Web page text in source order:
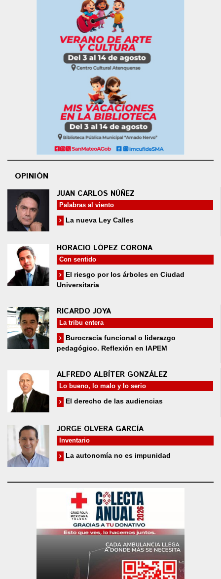
OPINIÓN
JUAN CARLOS NÚÑEZ
Palabras al viento
La nueva Ley Calles
HORACIO LÓPEZ CORONA
Con sentido
El riesgo por los árboles en Ciudad
Universitaria
RICARDO JOYA
La tribu entera
Burocracia funcional o liderazgo
pedagógico. Reflexión en IAPEM
ALFREDO ALBÍTER GONZÁLEZ
Lo bueno, lo malo y lo serio
El derecho de las audiencias
JORGE OLVERA GARCÍA
Inventario
La autonomía no es impunidad